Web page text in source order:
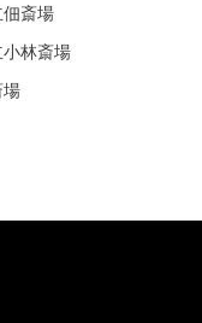
佃斎場
林斎場
場